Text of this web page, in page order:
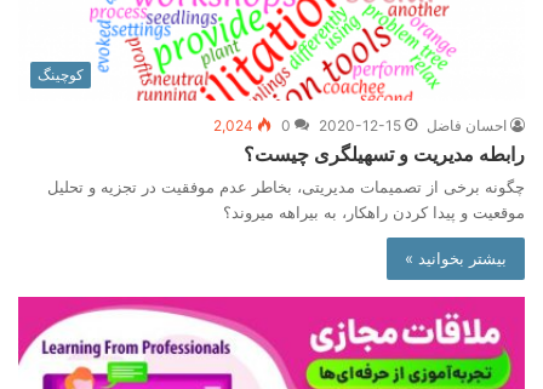
کوچینگ
احسان فاضل 2020-12-15
0
2,024
رابطه مدیریت و تسهیلگری چیست؟
چگونه برخی از تصمیمات مدیریتی، بخاطر عدم موفقیت در تجزیه و تحلیل
موقعیت و پیدا کردن راهکار، به بیراهه می­روند؟
بیشتر بخوانید »